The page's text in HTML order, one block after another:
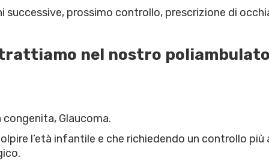
prossimo controllo, prescrizione di
nel nostro
Glaucoma.
l’età infantile e che richiedendo un controllo più